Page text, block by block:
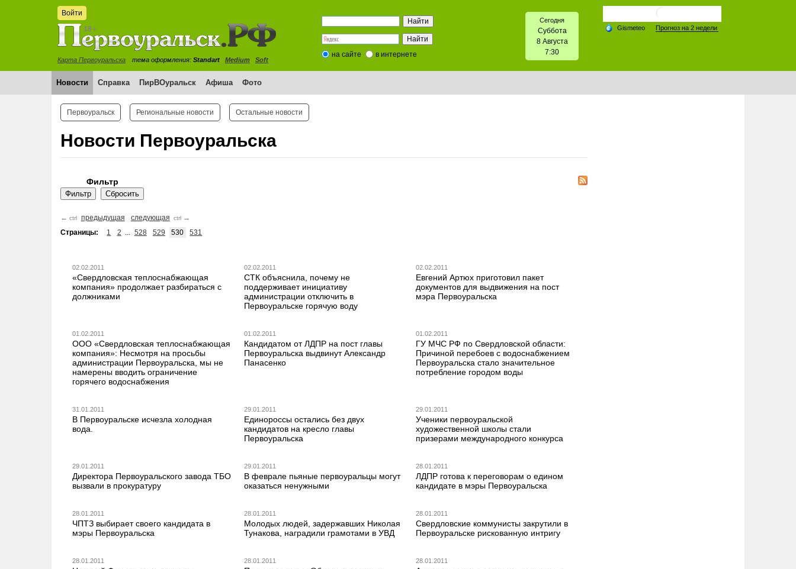
Войти
Карта Первоуральска тема оформления: Standart Medium Soft
на сайте в интернете
Сегодня
Суббота
8 Августа
7:30
Новости Справка ПирВОуральск Афиша Фото
Первоуральск Региональные новости Остальные новости
Новости Первоуральска
Фильтр
← ctrl предыдущая следующая ctrl →
Страницы:
1 2 ... 528 529 530 531
02.02.2011
«Свердловская теплоснабжающая
компания» продолжает разбираться с
должниками
02.02.2011
СТК объяснила, почему не
поддерживает инициативу
администрации отключить в
Первоуральске горячую воду
02.02.2011
Евгений Артюх приготовил пакет
документов для выдвижения на пост
мэра Первоуральска
01.02.2011
ООО «Свердловская теплоснабжающая
компания»: Несмотря на просьбы
администрации Первоуральска, мы не
намерены вводить ограничение
горячего водоснабжения
01.02.2011
Кандидатом от ЛДПР на пост главы
Первоуральска выдвинут Александр
Панасенко
01.02.2011
ГУ МЧС РФ по Свердловской области:
Причиной перебоев с водоснабжением
Первоуральска стало значительное
потребление городом воды
31.01.2011
В Первоуральске исчезла холодная
вода.
29.01.2011
Единороссы остались без двух
кандидатов на кресло главы
Первоуральска
29.01.2011
Ученики первоуральской
художественной школы стали
призерами международного конкурса
29.01.2011
Директора Первоуральского завода ТБО
вызвали в прокуратуру
29.01.2011
В феврале пьяные первоуральцы могут
оказаться ненужными
28.01.2011
ЛДПР готова к переговорам о едином
кандидате в мэры Первоуральска
28.01.2011
ЧПТЗ выбирает своего кандидата в
мэры Первоуральска
28.01.2011
Молодых людей, задержавших Николая
Тунакова, наградили грамотами в УВД
28.01.2011
Свердловские коммунисты закрутили в
Первоуральске рискованную интригу
28.01.2011 28.01.2011 28.01.2011